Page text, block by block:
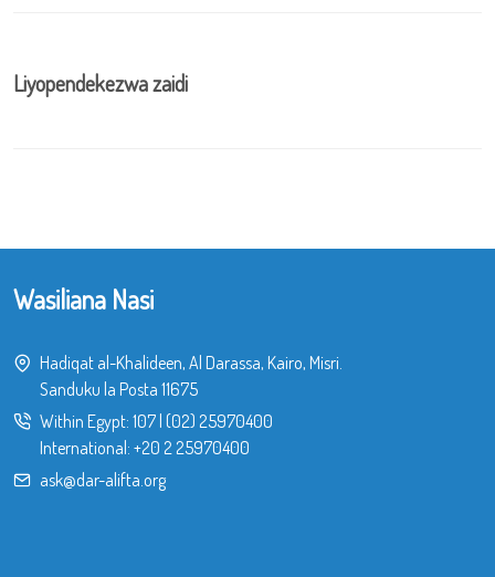
Liyopendekezwa zaidi
Wasiliana Nasi
Hadiqat al-Khalideen, Al Darassa, Kairo, Misri.
Sanduku la Posta 11675
Within Egypt: 107| (02) 25970400
International: +20 2 25970400
ask@dar-alifta.org